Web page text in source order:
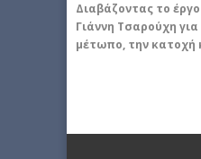
Διαβάζοντας το
Γιάννη Τσαρούχη
μέτωπο, την κατοχή